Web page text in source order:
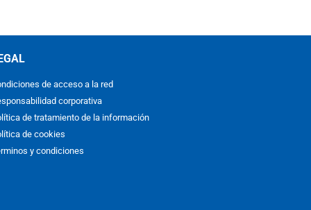
de acceso a la red
corporativa
de tratamiento de la información
de cookies
y condiciones